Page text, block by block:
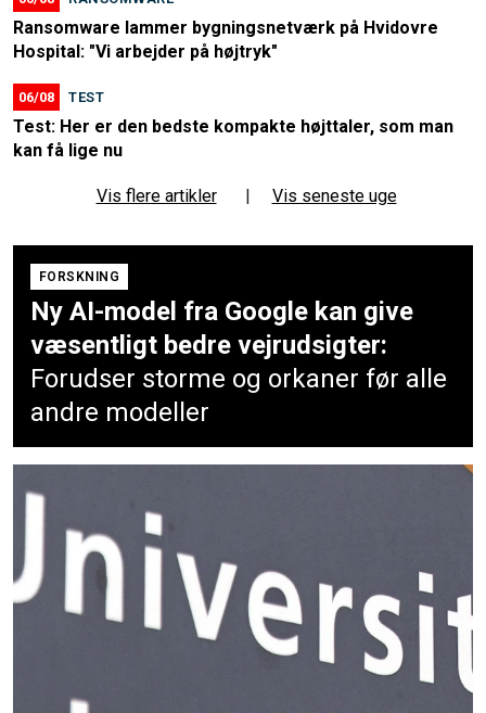
Ransomware lammer bygningsnetværk på Hvidovre
Hospital: "Vi arbejder på højtryk"
06/08 TEST
Test: Her er den bedste kompakte højttaler, som man
kan få lige nu
Vis flere artikler | Vis seneste uge
FORSKNING
Ny AI-model fra Google kan give
væsentligt bedre vejrudsigter:
Forudser storme og orkaner før alle
andre modeller